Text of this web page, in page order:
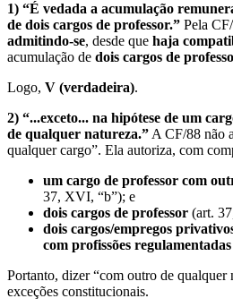
1) “É vedada a acumulação
de dois cargos de professor.” Pela
admitindo-se, desde que haja
acumulação de dois cargos de
Logo, V (verdadeira).
2) “...exceto... na hipótese de um
de qualquer natureza.” A CF/88 não
qualquer cargo”. Ela autoriza, com
um cargo de professor com
37, XVI, “b”); e
dois cargos de professor (art.
dois cargos/empregos
com profissões regulamentadas
Portanto, dizer “com outro de qualquer
exceções constitucionais.